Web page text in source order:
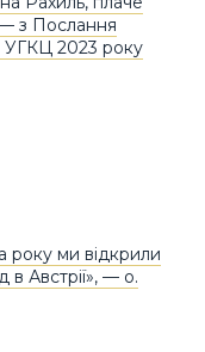
— з Послання
УГКЦ 2023 року
року ми відкрили
в Австрії», — о.